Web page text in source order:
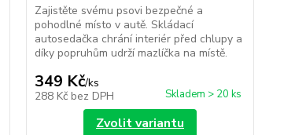
Zajistěte svému psovi bezpečné a
pohodlné místo v autě. Skládací
autosedačka chrání interiér před chlupy a
díky popruhům udrží mazlíčka na místě.
349 Kč/ks
288 Kč bez DPH Skladem > 20 ks
Zvolit variantu